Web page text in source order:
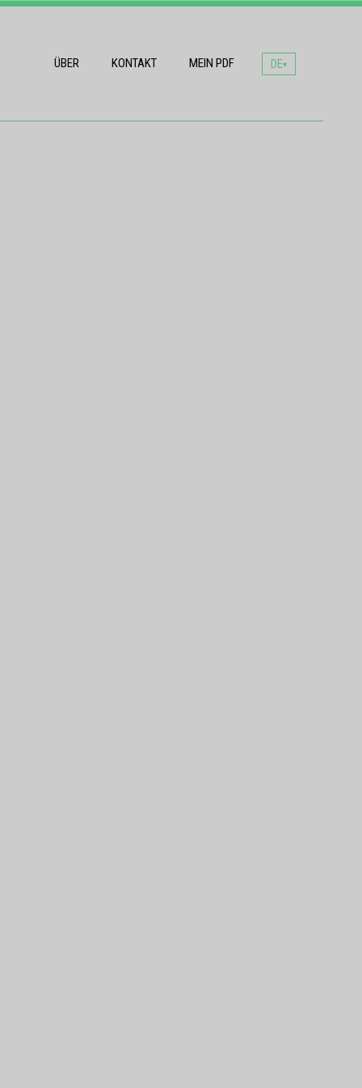
ÜBER KONTAKT MEIN PDF DE